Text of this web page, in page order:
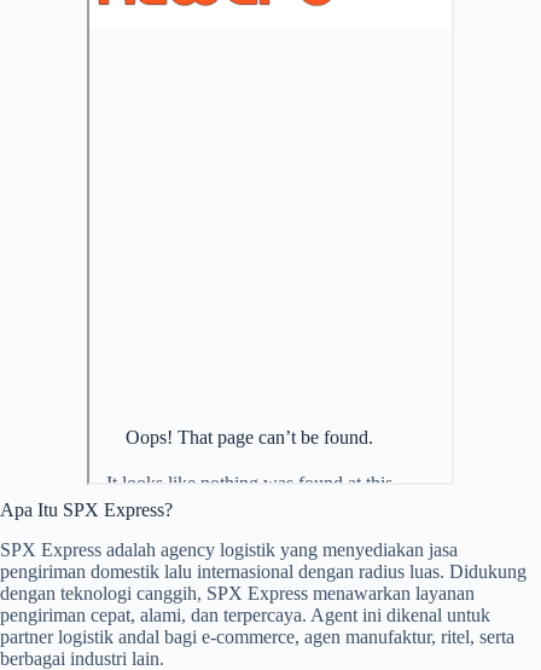
Apa Itu SPX Express?
SPX Express adalah agency logistik yang menyediakan jasa
pengiriman domestik lalu internasional dengan radius luas. Didukung
dengan teknologi canggih, SPX Express menawarkan layanan
pengiriman cepat, alami, dan terpercaya. Agent ini dikenal untuk
partner logistik andal bagi e-commerce, agen manufaktur, ritel, serta
berbagai industri lain.